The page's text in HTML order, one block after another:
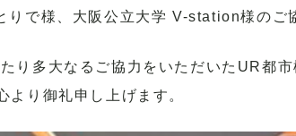
で様、大阪公立大学 V-station様のご
り多大なるご協力をいただいたUR都
り御礼申し上げます。